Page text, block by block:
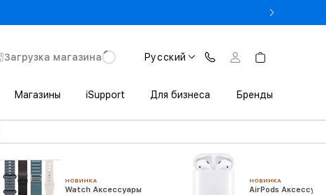
Загрузка магазина Русский
Магазины iSupport Для бизнеса Бренды
НОВИНКА
Watch Аксессуары
НОВИНКА
AirPods